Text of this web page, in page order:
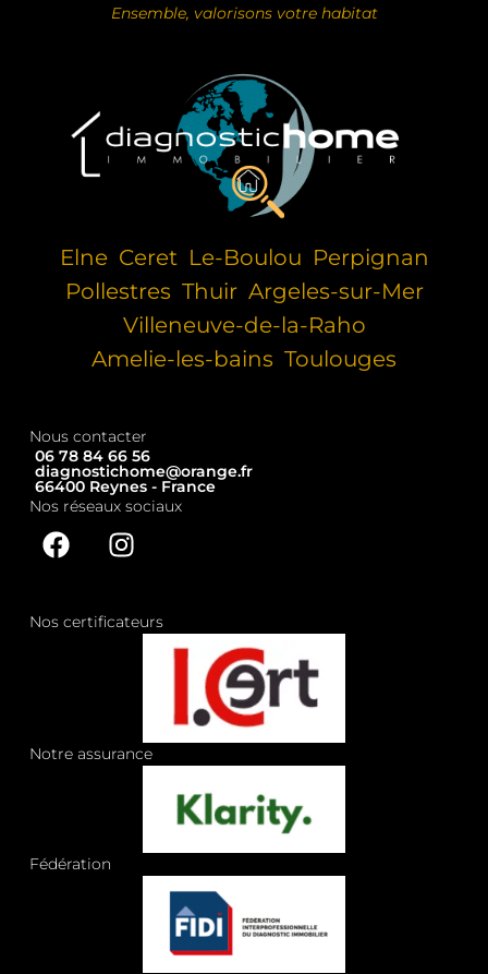
Ensemble, valorisons votre habitat
Elne Ceret Le-Boulou Perpignan
Pollestres Thuir Argeles-sur-Mer
Villeneuve-de-la-Raho
Amelie-les-bains Toulouges
Nous contacter
06 78 84 66 56
diagnostichome@orange.fr
66400 Reynes - France
Nos réseaux sociaux
Nos certificateurs
Notre assurance
Fédération